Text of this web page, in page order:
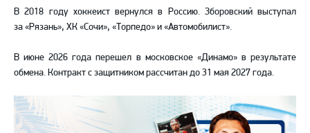
В 2018 году хоккеист вернулся в Россию. Зборовский выступал
за «Рязань», ХК «Сочи», «Торпедо» и «Автомобилист».
В июне 2026 года перешел в московское «Динамо» в результате
обмена. Контракт с защитником рассчитан до 31 мая 2027 года.